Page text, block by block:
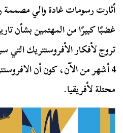
أثارت رسومات غادة والي مصممة
غضبًا كبيرًا من المهتمين بشأن
تروج لأفكار الأفروسنتريك
4 أشهر من الآن، كون أن
محتلة لأفريقيا.